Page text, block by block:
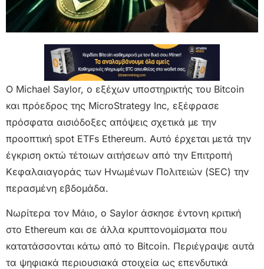
Ο Michael Saylor, ο εξέχων υποστηρικτής του Bitcoin
και πρόεδρος της MicroStrategy Inc, εξέφρασε
πρόσφατα αισιόδοξες απόψεις σχετικά με την
προοπτική spot ETFs Ethereum. Αυτό έρχεται μετά την
έγκριση οκτώ τέτοιων αιτήσεων από την Επιτροπή
Κεφαλαιαγοράς των Ηνωμένων Πολιτειών (SEC) την
περασμένη εβδομάδα.
Νωρίτερα τον Μάιο, ο Saylor άσκησε έντονη κριτική
στο Ethereum και σε άλλα κρυπτονομίσματα που
κατατάσσονται κάτω από το Bitcoin. Περιέγραψε αυτά
τα ψηφιακά περιουσιακά στοιχεία ως επενδυτικά